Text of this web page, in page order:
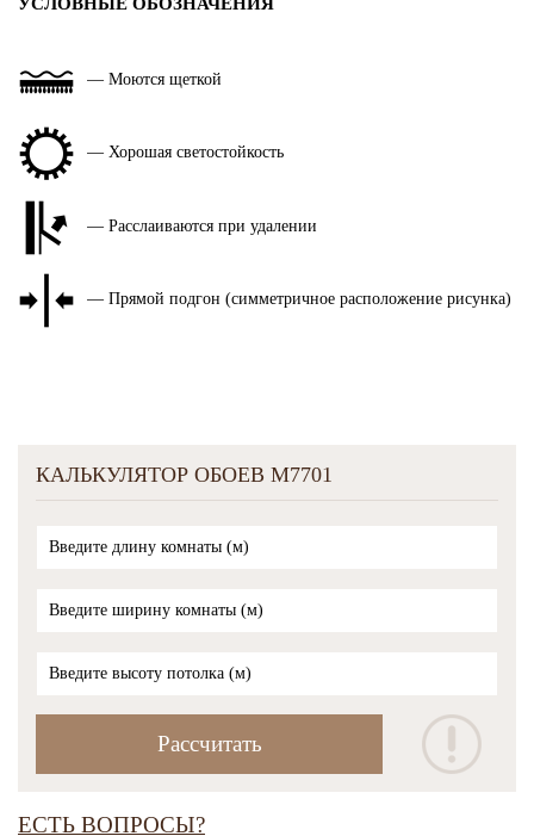
— Моются щеткой
— Хорошая светостойкость
— Расслаиваются при удалении
— Прямой подгон (симметричное расположение рисунка)
КАЛЬКУЛЯТОР ОБОЕВ M7701
ЕСТЬ ВОПРОСЫ?